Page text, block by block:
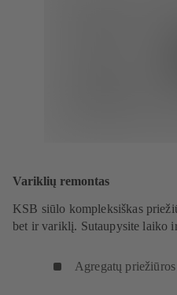
Variklių remontas
KSB siūlo kompleksiškas
bet ir variklį. Sutaupysite laiko
Agregatų